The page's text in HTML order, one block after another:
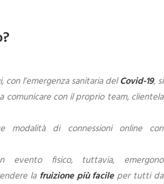
l’emergenza sanitaria delCovid-19, si
comunicare con il proprio team, clientela
modalità di connessioni online con
fisico, tuttavia, emergono
la fruizione più facileper tutti da